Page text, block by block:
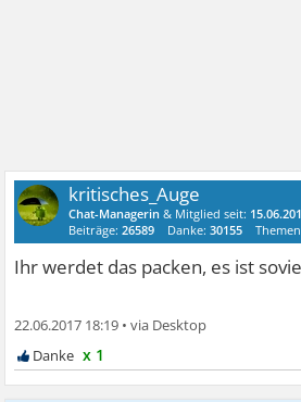
kritisches_Auge
Chat-Managerin & Mitglied seit:
Beiträge:26589 Danke:30155
Ihr werdet das packen, es ist
22.06.2017 18:19 •
x 1